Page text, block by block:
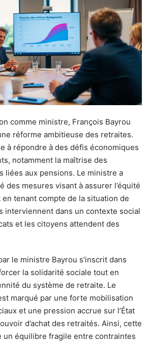
comme ministre, François Bayrou
réforme ambitieuse des retraites.
à répondre à des défis économiques
notamment la maîtrise des
liées aux pensions. Le ministre a
des mesures visant à assurer l’équité
tenant compte de la situation de
interviennent dans un contexte social
et les citoyens attendent des
le ministre Bayrou s’inscrit dans
la solidarité sociale tout en
du système de retraite. Le
marqué par une forte mobilisation
et une pression accrue sur l’État
d’achat des retraités. Ainsi, cette
un équilibre fragile entre contraintes